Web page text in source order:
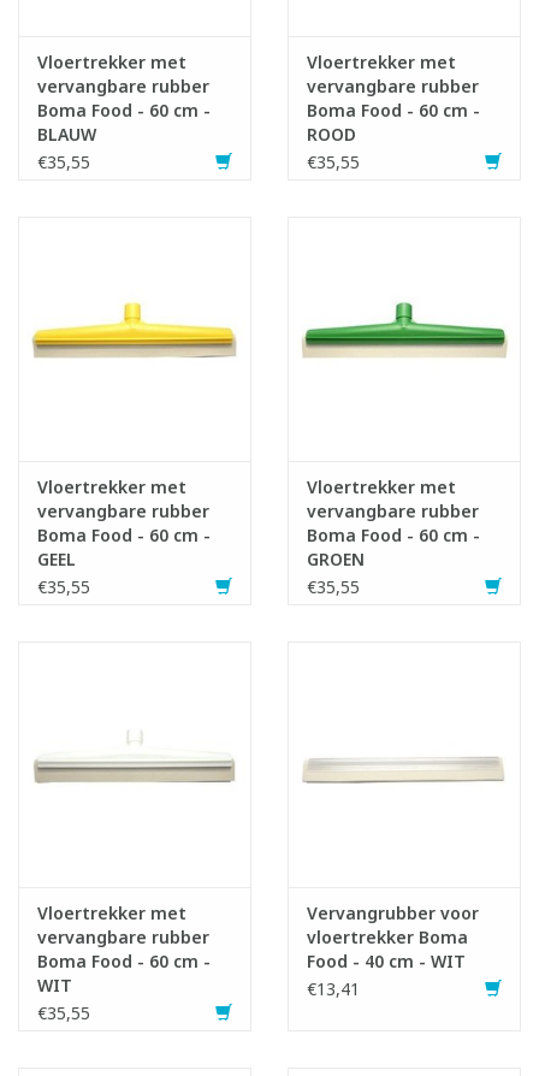
Vloertrekker met
vervangbare rubber
Boma Food - 60 cm -
BLAUW
€35,55
Vloertrekker met
vervangbare rubber
Boma Food - 60 cm -
ROOD
€35,55
Vloertrekker met
vervangbare rubber
Boma Food - 60 cm -
GEEL
€35,55
Vloertrekker met
vervangbare rubber
Boma Food - 60 cm -
GROEN
€35,55
Vloertrekker met
vervangbare rubber
Boma Food - 60 cm -
WIT
€35,55
Vervangrubber voor
vloertrekker Boma
Food - 40 cm - WIT
€13,41